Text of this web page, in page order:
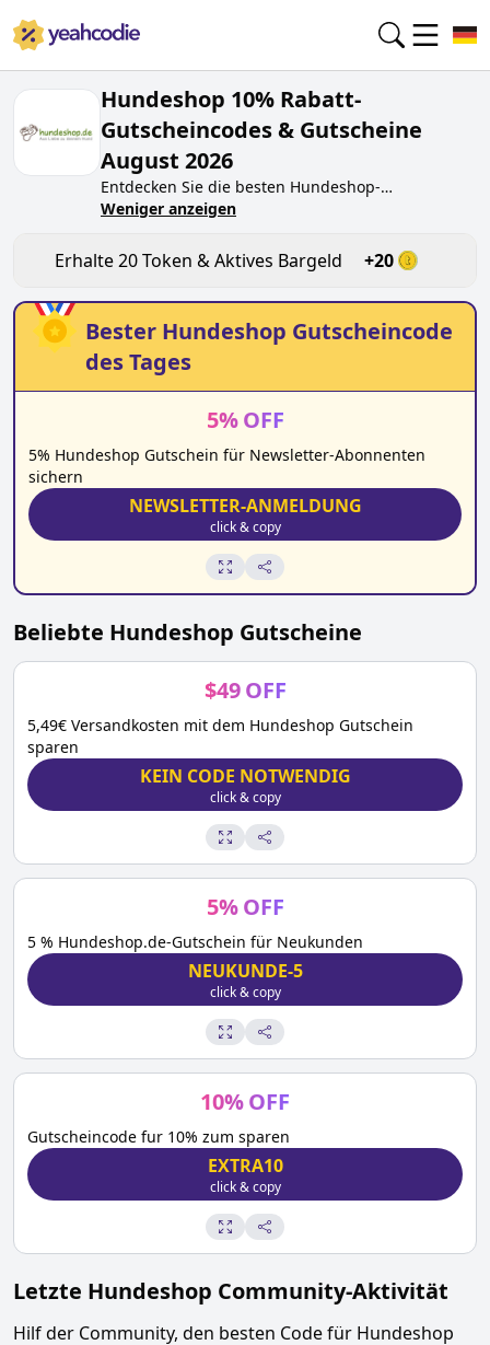
Hundeshop 10% Rabatt-
Gutscheincodes & Gutscheine
August 2026
Entdecken Sie die besten Hundeshop-
Gutscheincodes von heute für
verdienen Sie Token beihundeshop.de, indem Sie
den Code testen. Erhalten Sie Belohnungen, wenn
SieHundeshop-Gutscheincodes einreichen und
anderen Käufern beim Sparen helfen.
Weniger anzeigen
Erhalte20Token & Aktives Bargeld +20
Bester Hundeshop Gutscheincode
des Tages
5% OFF
5% Hundeshop Gutschein für Newsletter-Abonnenten
sichern
NEWSLETTER-ANMELDUNG
click & copy
Beliebte Hundeshop Gutscheine
$49 OFF
5,49€ Versandkosten mit dem Hundeshop Gutschein
sparen
KEIN CODE NOTWENDIG
click & copy
5% OFF
5 % Hundeshop.de-Gutschein für Neukunden
NEUKUNDE-5
click & copy
10%OFF
Gutscheincode fur 10% zum sparen
EXTRA10
click & copy
Letzte Hundeshop Community-Aktivität
Hilf der Community, den besten Code für Hundeshop